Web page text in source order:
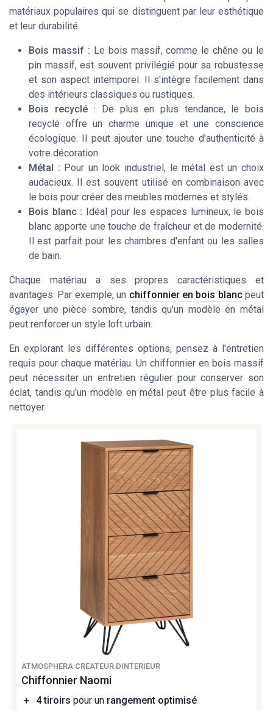
matériaux populaires qui se distinguent par leur esthétique
et leur durabilité.
Bois massif : Le bois massif, comme le chêne ou le
pin massif, est souvent privilégié pour sa robustesse
et son aspect intemporel. Il s'intègre facilement dans
des intérieurs classiques ou rustiques.
Bois recyclé : De plus en plus tendance, le bois
recyclé offre un charme unique et une conscience
écologique. Il peut ajouter une touche d'authenticité à
votre décoration.
Métal : Pour un look industriel, le métal est un choix
audacieux. Il est souvent utilisé en combinaison avec
le bois pour créer des meubles modernes et stylés.
Bois blanc : Idéal pour les espaces lumineux, le bois
blanc apporte une touche de fraîcheur et de modernité.
Il est parfait pour les chambres d'enfant ou les salles
de bain.
Chaque matériau a ses propres caractéristiques et
avantages. Par exemple, un chiffonnier en bois blancpeut
égayer une pièce sombre, tandis qu'un modèle en métal
peut renforcer un style loft urbain.
En explorant les différentes options, pensez à l'entretien
requis pour chaque matériau. Un chiffonnier en bois massif
peut nécessiter un entretien régulier pour conserver son
éclat, tandis qu'un modèle en métal peut être plus facile à
nettoyer.
ATMOSPHERA CREATEUR DINTERIEUR
Chiffonnier Naomi
＋ 4 tiroirs pour un rangement optimisé